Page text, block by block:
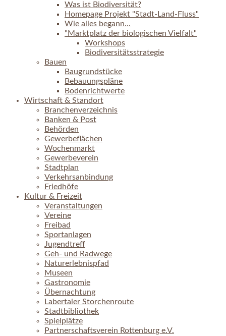
Was ist Biodiversität?
Homepage Projekt "Stadt-Land-Fluss"
Wie alles begann...
"Marktplatz der biologischen Vielfalt"
Workshops
Biodiversitätsstrategie
Bauen
Baugrundstücke
Bebauungspläne
Bodenrichtwerte
Wirtschaft & Standort
Branchenverzeichnis
Banken & Post
Behörden
Gewerbeflächen
Wochenmarkt
Gewerbeverein
Stadtplan
Verkehrsanbindung
Friedhöfe
Kultur & Freizeit
Veranstaltungen
Vereine
Freibad
Sportanlagen
Jugendtreff
Geh- und Radwege
Naturerlebnispfad
Museen
Gastronomie
Übernachtung
Labertaler Storchenroute
Stadtbibliothek
Spielplätze
Partnerschaftsverein Rottenburg e.V.